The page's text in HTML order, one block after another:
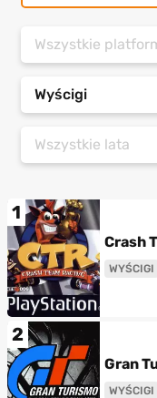
Wszystkie
Wyścigi
Wszystkie lata
1
Crash
WYŚCIGI
2
Gran
WYŚCIGI